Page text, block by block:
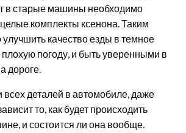
в старые машины необходимо
комплекты ксенона. Таким
качество езды в темное
плохую погоду, и быть уверенными в
дороге.
всех деталей в автомобиле, даже
то, как будет происходить
и состоится ли она вообще.